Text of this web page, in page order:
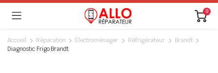
0
Accueil Réparation Électroménager Réfrigérateur
Brandt
Diagnostic Frigo Brandt